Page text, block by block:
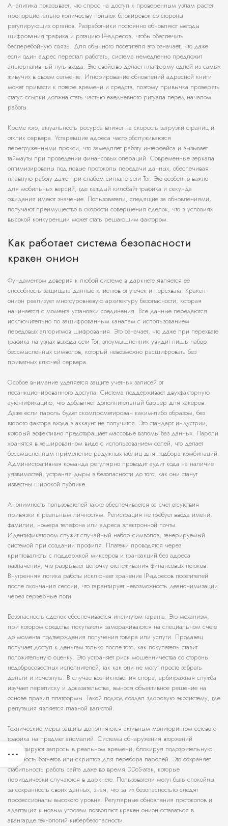
Аналитика показывает, что спрос на доступ к проверенным узлам растет
пропорционально количеству попыток блокировок со стороны
регулирующих органов. Разработчики постоянно обновляют методы
шифрования трафика и ротацию IP-адресов, чтобы обеспечить
бесперебойную связь. Для обычного посетителя это означает, что даже
если один адрес перестал работать, система немедленно предложит
альтернативный путь входа. Это свойство делает платформу одной из самых
живучих в своем сегменте. Игнорирование обновлений адресной книги
может привести к потере времени и средств, поэтому привычка проверять
статус ссылки должна стать частью ежедневного ритуала перед началом
работы.
Кроме того, актуальность ресурса влияет на скорость загрузки страниц и
отклик сервера. Устаревшие адреса часто обслуживаются
перегруженными прокси, что замедляет работу интерфейса и вызывает
таймауты при проведении финансовых операций. Современные зеркала
оптимизированы под новые протоколы передачи данных, обеспечивая
плавную работу даже при слабом сигнале сети Tor. Это особенно важно
для мобильных версий, где каждый килобайт трафика и секунда
ожидания имеют значение. Пользователи, следящие за обновлениями,
получают преимущество в скорости совершения сделок, что в условиях
высокой конкуренции может стать решающим фактором.
Как работает система безопасности
кракен онион
Фундаментом доверия к любой системе в даркнете является её
способность защищать данные клиентов от утечек и перехвата. Кракен
онион реализует многоуровневую архитектуру безопасности, которая
начинается с момента установки соединения. Все данные передаются
исключительно по зашифрованным каналам с использованием
передовых алгоритмов шифрования. Это означает, что даже при перехвате
трафика на узлах выхода сети Tor, злоумышленник увидит лишь набор
бессмысленных символов, который невозможно расшифровать без
приватных ключей сервера.
Особое внимание уделяется защите учетных записей от
несанкционированного доступа. Система поддерживает двухфакторную
аутентификацию, что добавляет дополнительный барьер для хакеров.
Даже если пароль будет скомпрометирован каким-либо образом, без
второго фактора входа в аккаунт не получится. Это стандарт индустрии,
который эффективно предотвращает массовые взломы баз данных. Пароли
хранятся в хешированном виде с использованием солей, что делает
бессмысленным применение радужных таблиц для подбора комбинаций.
Административная команда регулярно проводит аудит кода на наличие
уязвимостей, устраняя дыры в безопасности до того, как они станут
известны широкой публике.
Анонимность пользователей также обеспечивается за счет отсутствия
привязки к реальным личностям. Регистрация не требует ввода имени,
фамилии, номера телефона или адреса электронной почты.
Идентификатором служит случайный набор символов, генерируемый
системой при создании профиля. Платежи проводятся через
криптовалюты с поддержкой миксеров и транзакций без адреса
назначения, что разрывает цепочку отслеживания финансовых потоков.
Внутренняя логика работы исключает хранение IP-адресов посетителей
после окончания сессии, что гарантирует невозможность деанонимизации
через серверные логи.
Безопасность сделок обеспечивается институтом гаранта. Это механизм,
при котором средства покупателя замораживаются на специальном счете
до момента подтверждения получения товара или услуги. Продавец
получает доступ к деньгам только после того, как покупатель ставит
положительную оценку. Это устраняет риск мошенничества со стороны
недобросовестных исполнителей, так как они не могут просто забрать
деньги и исчезнуть. В случае возникновения спора, арбитражная служба
изучает переписку и доказательства, вынося объективное решение на
основе правил платформы. Такой подход создал здоровую экосистему, где
репутация является главной валютой.
Технические меры защиты дополняются активным мониторингом сетевого
трафика на предмет аномалий. Системы обнаружения вторжений
анализируют запросы в реальном времени, блокируя подозрительную
активность ботнетов или скриптов для перебора паролей. Это сохраняет
стабильность работы сайта даже во время DDoS-атак, которые
периодически случаются в даркнете. Пользователи могут быть спокойны
за сохранность своих данных, зная, что за их безопасностью следят
профессионалы высокого уровня. Регулярные обновления протоколов и
адаптация к новым угрозам позволяют кракен онион оставаться в
авангарде технологий кибербезопасности.